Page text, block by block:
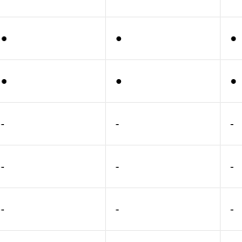
● ● ●
● ● ●
- - -
- - -
- - -